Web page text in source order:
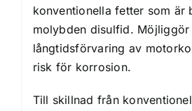
konventionella fetter som är
molybden disulfid. Möjliggör
långtidsförvaring av
risk för korrosion.
Till skillnad från